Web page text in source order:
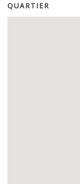
QUARTIER